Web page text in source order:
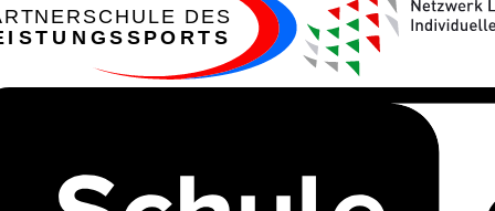
ARTNERSCHULE DES
EISTUNGSSPORTS